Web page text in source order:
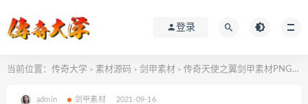
登录
当前位置： 传奇大学 > 素材源码 > 剑甲素材 > 传奇天使之翼剑甲素材PNG格式0342
admin 剑甲素材 2021-09-16